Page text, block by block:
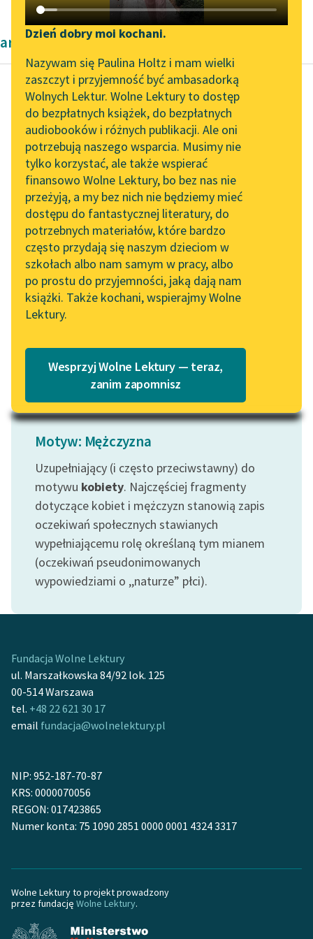
Katalog DAISY
Podkasty o książkach
Zgłoś brak utworu
Aktualności
Zapraszamy na spotkanie
online z tłumaczkami
literatury skandynawskiej
Spotkanie z Katarzyną
Tunkiel w Oslo
Wolne Lektury na 32.
Pol’and’Rock Festivalu
„Kochanek Lady
Chatterley” do słuchania
na Wolnych Lekturach
Nowy audiobook –
„Marzenie o Oriencie”
Lektury szkolne i klasyka
literatury do słuchania dla
uczennic i uczniów z
niepełnosprawnościami
E-kolekcja lektur
szkolnych i literatury do
słuchania dla uczennic i
uczniów z
niepełnosprawnościami
Feministyczne inspiracje.
Ręce pełne poezji
Kolekcje edukacyjne
twórców przechodzących
do domeny publicznej,
Odkurzamy bohaterów
Narzędzia
Mapa Wolnych Lektur
Leśmianator
Przewodnik dla piszących i
czytających
API
OAI-PMH
Widget Wolnych Lektur
Przypisy
Katalog w formacie PDF
O nas
Kontakt
O projekcie
Dzień dobry moi kochani.
Nazywam się Paulina Holtz i mam wielki
zaszczyt i przyjemność być ambasadorką
Wolnych Lektur. Wolne Lektury to dostęp
do bezpłatnych książek, do bezpłatnych
audiobooków i różnych publikacji. Ale oni
potrzebują naszego wsparcia. Musimy nie
tylko korzystać, ale także wspierać
finansowo Wolne Lektury, bo bez nas nie
przeżyją, a my bez nich nie będziemy mieć
dostępu do fantastycznej literatury, do
potrzebnych materiałów, które bardzo
często przydają się naszym dzieciom w
szkołach albo nam samym w pracy, albo
po prostu do przyjemności, jaką dają nam
książki. Także kochani, wspierajmy Wolne
Lektury.
Wesprzyj Wolne Lektury — teraz,
zanim zapomnisz
artykuły naukowe
Cecylia Walewska
Kobieta polska w
nauce
Pierwotnym
założeniem ruchu
kobiecego było
dążenie do zupełnego
zrównania
pierwiastków
umysłowości żeńskich
Czytaj więcej
Motyw: Mężczyzna
Uzupełniający (i często przeciwstawny) do
motywu kobiety. Najczęściej fragmenty
dotyczące kobiet i mężczyzn stanowią zapis
oczekiwań społecznych stawianych
wypełniającemu rolę określaną tym mianem
(oczekiwań pseudonimowanych
wypowiedziami o ,,naturze” płci).
Fundacja Wolne Lektury
ul. Marszałkowska 84/92 lok. 125
00-514 Warszawa
tel. +48 22 621 30 17
email fundacja@wolnelektury.pl
NIP: 952-187-70-87
KRS: 0000070056
REGON: 017423865
Numer konta: 75 1090 2851 0000 0001 4324 3317
Wolne Lektury to projekt prowadzony
przez fundację Wolne Lektury.